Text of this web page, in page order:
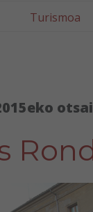
Turismoa